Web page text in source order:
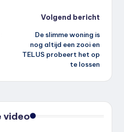
Volgend bericht
De slimme woning is
nog altijd een zooi en
TELUS probeert het op
te lossen
video